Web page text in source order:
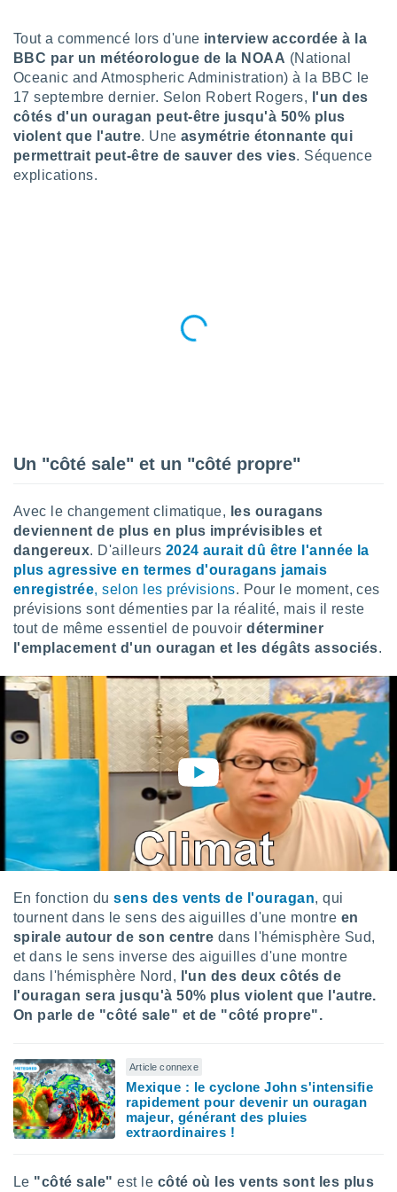
au
vous
de
qu'ils
ou
de
à
en
le
des
au
de
les
pas
de
à
notre
cas,
la
sur le
Tout a commencé lors d'une interview accordée à la
BBC par un météorologue de la NOAA (National
Oceanic and Atmospheric Administration) à la BBC le
17 septembre dernier. Selon Robert Rogers,
l'un des
côtés d'un ouragan peut-être jusqu'à 50% plus
violent que l'autre. Uneasymétrie étonnante qui
permettrait peut-être de sauver des vies. Séquence
explications.
Un "côté sale" et un "côté propre"
Avec le changement climatique, les ouragans
deviennent de plus en plus imprévisibles et
dangereux. D'ailleurs 2024 aurait dû être l'année la
plus agressive en termes d'ouragans jamais
enregistrée, selon les prévisions. Pour le moment, ces
prévisions sont démenties par la réalité, mais il reste
tout de même essentiel de pouvoirdéterminer
l'emplacement d'un ouragan et les dégâts associés.
En fonction dusens des vents de l'ouragan, qui
tournent dans le sens des aiguilles d'une montre en
spirale autour de son centre dans l'hémisphère Sud,
et dans le sens inverse des aiguilles d'une montre
dans l'hémisphère Nord,
l'un des deux côtés de
l'ouragan sera jusqu'à 50% plus violent que l'autre.
On parle de "côté sale" et de "côté propre".
Article connexe
Mexique : le cyclone John s'intensifie
rapidement pour devenir un ouragan
majeur, générant des pluies
extraordinaires !
Le "côté sale" est le côté où les vents sont les plus